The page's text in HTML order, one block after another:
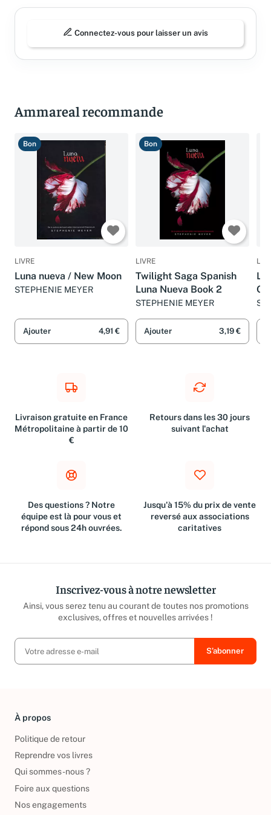
Connectez-vous pour laisser un avis
Ammareal recommande
Bon
LIVRE
Luna nueva / New Moon
STEPHENIE MEYER
Ajouter 4,91 €
Bon
LIVRE
Twilight Saga Spanish
Luna Nueva Book 2
STEPHENIE MEYER
Ajouter 3,19 €
Livraison gratuite en France
Métropolitaine à partir de 10
€
Retours dans les 30 jours
suivant l'achat
Des questions ? Notre
équipe est là pour vous et
répond sous 24h ouvrées.
Jusqu'à 15% du prix de vente
reversé aux associations
caritatives
Inscrivez-vous à notre newsletter
Ainsi, vous serez tenu au courant de toutes nos promotions
exclusives, offres et nouvelles arrivées !
À propos
Politique de retour
Reprendre vos livres
Qui sommes-nous ?
Foire aux questions
Nos engagements